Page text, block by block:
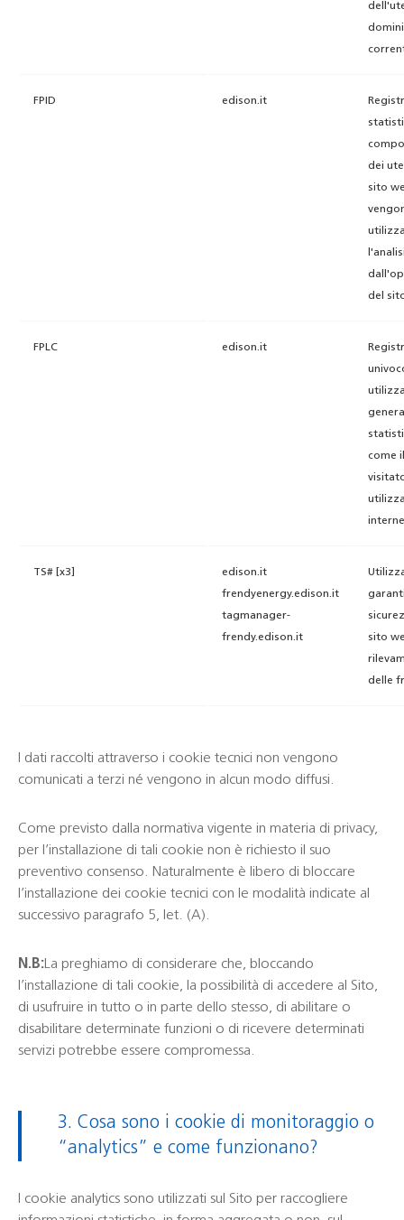
FPID edison.it
dei
sito
del
FPLC edison.it
come il
TS# [x3]
edison.it
frendyenergy.edison.it
tagmanager-
frendy.edison.it
sito
delle
I dati raccolti attraverso i cookie tecnici non vengono
comunicati a terzi né vengono in alcun modo diffusi.
Come previsto dalla normativa vigente in materia di privacy,
per l’installazione di tali cookie non è richiesto il suo
preventivo consenso. Naturalmente è libero di bloccare
l’installazione dei cookie tecnici con le modalità indicate al
successivo paragrafo 5, let. (A).
N.B:La preghiamo di considerare che, bloccando
l’installazione di tali cookie, la possibilità di accedere al Sito,
di usufruire in tutto o in parte dello stesso, di abilitare o
disabilitare determinate funzioni o di ricevere determinati
servizi potrebbe essere compromessa.
3. Cosa sono i cookie di monitoraggio o
“analytics” e come funzionano?
I cookie analytics sono utilizzati sul Sito per raccogliere